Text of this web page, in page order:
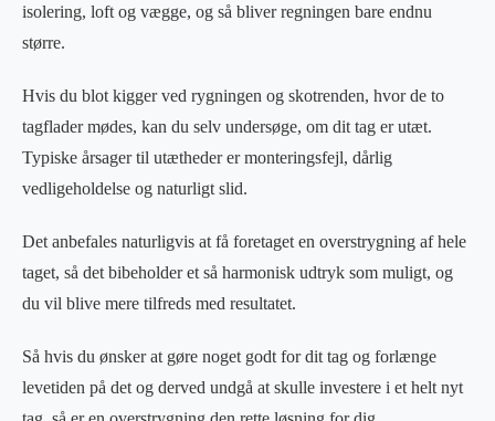
isolering, loft og vægge, og så bliver regningen bare endnu
større.
Hvis du blot kigger ved rygningen og skotrenden, hvor de to
tagflader mødes, kan du selv undersøge, om dit tag er utæt.
Typiske årsager til utætheder er monteringsfejl, dårlig
vedligeholdelse og naturligt slid.
Det anbefales naturligvis at få foretaget en overstrygning af hele
taget, så det bibeholder et så harmonisk udtryk som muligt, og
du vil blive mere tilfreds med resultatet.
Så hvis du ønsker at gøre noget godt for dit tag og forlænge
levetiden på det og derved undgå at skulle investere i et helt nyt